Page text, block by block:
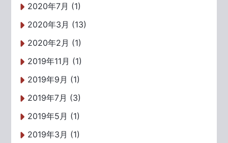
2020年7月 (1)
2020年3月 (13)
2020年2月 (1)
2019年11月 (1)
2019年9月 (1)
2019年7月 (3)
2019年5月 (1)
2019年3月 (1)